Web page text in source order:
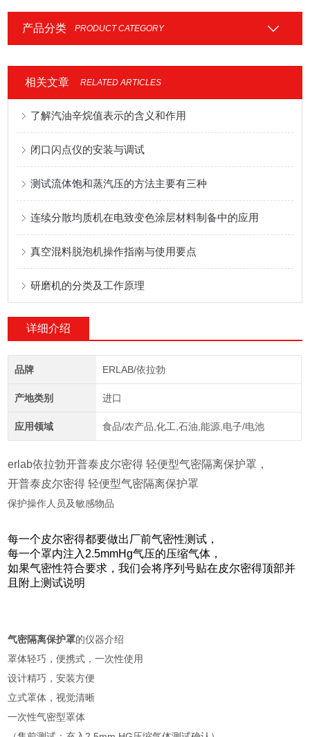
产品分类 PRODUCT CATEGORY
相关文章 RELATED ARTICLES
了解汽油辛烷值表示的含义和作用
闭口闪点仪的安装与调试
测试流体饱和蒸汽压的方法主要有三种
连续分散均质机在电致变色涂层材料制备中的应用
真空混料脱泡机操作指南与使用要点
研磨机的分类及工作原理
详细介绍
品牌 ERLAB/依拉勃
产地类别 进口
应用领域 食品/农产品,化工,石油,能源,电子/电池
erlab依拉勃开普泰皮尔密得 轻便型气密隔离保护罩，
开普泰皮尔密得 轻便型气密隔离保护罩
保护操作人员及敏感物品
每一个皮尔密得都要做出厂前气密性测试，
每一个罩内注入2.5mmHg气压的压缩气体，
如果气密性符合要求，我们会将序列号贴在皮尔密得顶部并
且附上测试说明
气密隔离保护罩的仪器介绍
罩体轻巧，便携式，一次性使用
设计精巧，安装方便
立式罩体，视觉清晰
一次性气密型罩体